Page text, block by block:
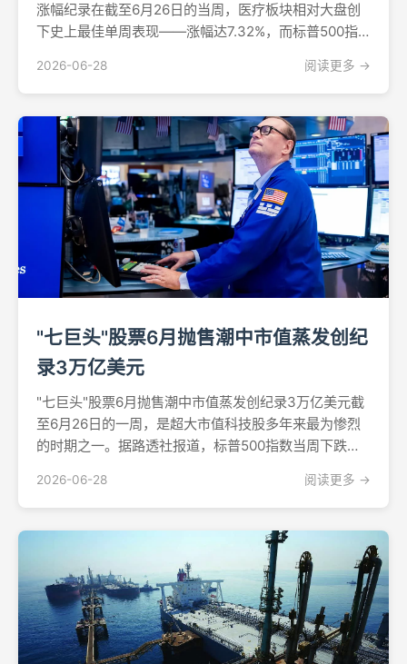
涨幅纪录在截至6月26日的当周，医疗板块相对大盘创
下史上最佳单周表现——涨幅达7.32%，而标普500指
殊走势深刻揭示了市场从科技股快速且大规模轮动至防
御性板块的态势。科技股抛售潮推动防御性买盘科...
2026-06-28 阅读更多 →
"七巨头"股票6月抛售潮中市值蒸发创纪
录3万亿美元
"七巨头"股票6月抛售潮中市值蒸发创纪录3万亿美元截
至6月26日的一周，是超大市值科技股多年来最为惨烈
的时期之一。据路透社报道，标普500指数当周下跌
连续五个交易日下跌，而道琼斯工业平均指数则逆势上
扬，当周上涨0.6%。这一分化态势印证了分析师...
2026-06-28 阅读更多 →